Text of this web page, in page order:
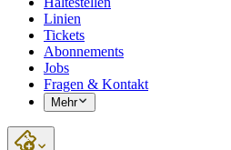
Linien
Tickets
Abonnements
Jobs
Fragen & Kontakt
Mehr